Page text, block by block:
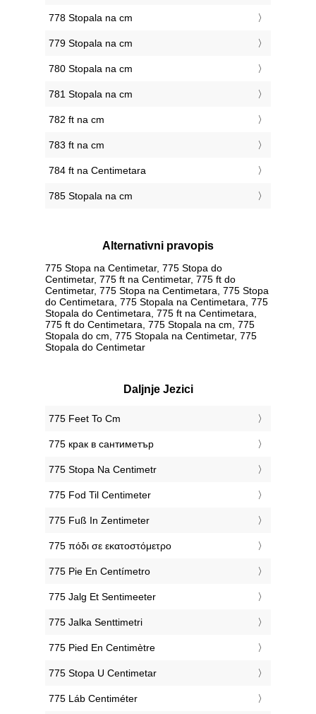
778 Stopala na cm
779 Stopala na cm
780 Stopala na cm
781 Stopala na cm
782 ft na cm
783 ft na cm
784 ft na Centimetara
785 Stopala na cm
Alternativni pravopis
775 Stopa na Centimetar, 775 Stopa do
Centimetar, 775 ft na Centimetar, 775 ft do
Centimetar, 775 Stopa na Centimetara, 775 Stopa
do Centimetara, 775 Stopala na Centimetara, 775
Stopala do Centimetara, 775 ft na Centimetara,
775 ft do Centimetara, 775 Stopala na cm, 775
Stopala do cm, 775 Stopala na Centimetar, 775
Stopala do Centimetar
Daljnje Jezici
‎775 Feet To Cm
‎775 крак в сантиметър
‎775 Stopa Na Centimetr
‎775 Fod Til Centimeter
‎775 Fuß In Zentimeter
‎775 πόδι σε εκατοστόμετρο
‎775 Pie En Centímetro
‎775 Jalg Et Sentimeeter
‎775 Jalka Senttimetri
‎775 Pied En Centimètre
‎775 Stopa U Centimetar
‎775 Láb Centiméter